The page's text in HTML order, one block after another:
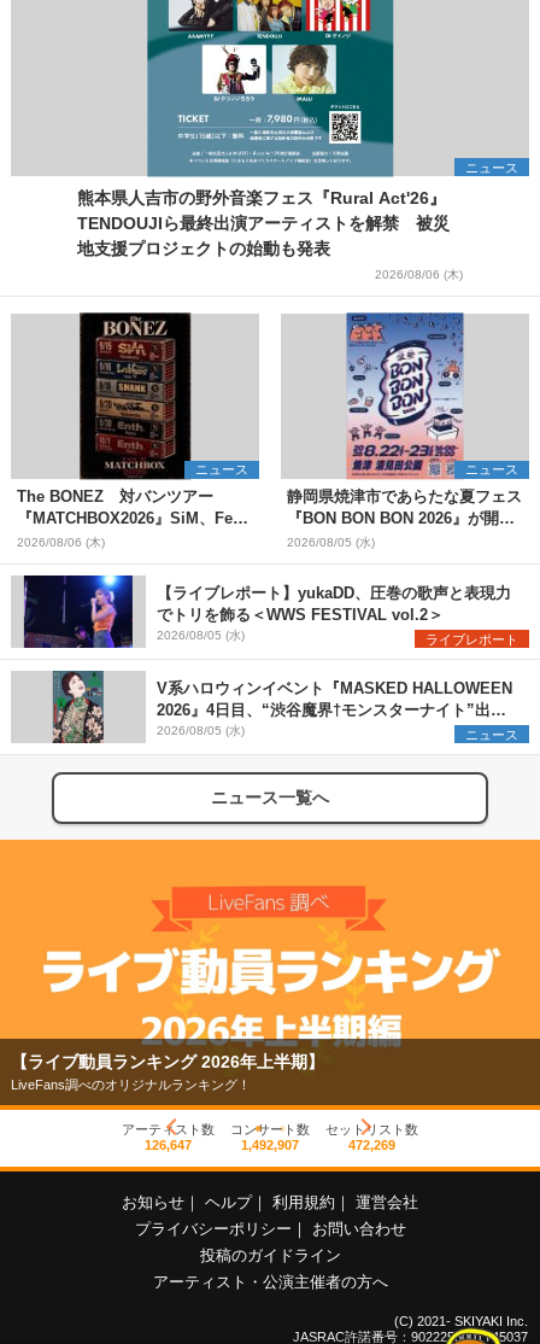
ニュース
熊本県人吉市の野外音楽フェス『Rural Act'26』
TENDOUJIら最終出演アーティストを解禁 被災
地支援プロジェクトの始動も発表
2026/08/06 (木)
ニュース
The BONEZ 対バンツアー
『MATCHBOX2026』SiM、Fear,
and Loathing in Las Vegasら対
バンアーティストを一斉解禁
2026/08/06 (木)
ニュース
静岡県焼津市であらたな夏フェス
『BON BON BON 2026』が開
催 音楽ライブ×盆踊り×DJ×屋台
グルメ×ランタンナイトで彩る2日
間
2026/08/05 (水)
【ライブレポート】yukaDD、圧巻の歌声と表現力
でトリを飾る＜WWS FESTIVAL vol.2＞
2026/08/05 (水) ライブレポート
V系ハロウィンイベント『MASKED HALLOWEEN
2026』4日目、“渋谷魔界†モンスターナイト”出演6
組を発表
2026/08/05 (水) ニュース
ニュース一覧へ
【ライブ動員ランキング 2026年上半期】
LiveFans調べのオリジナルランキング！
アーティスト数
126,647
コンサート数
1,492,907
セットリスト数
472,269
お知らせ ヘルプ 利用規約
運営会社
プライバシーポリシー
お問い合わせ
投稿のガイドライン
アーティスト・公演主催者の方へ
(C) 2021- SKIYAKI Inc.
JASRAC許諾番号：9022255001Y45037